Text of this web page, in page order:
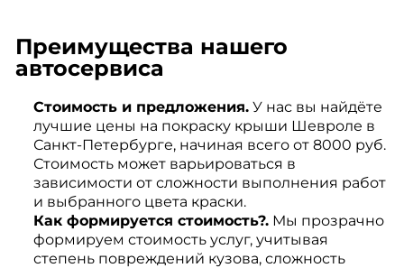
Преимущества нашего
автосервиса
Стоимость и предложения.У нас вы найдёте
лучшие цены на покраску крыши Шевроле в
Санкт-Петербурге, начиная всего от 8000 руб.
Стоимость может варьироваться в
зависимости от сложности выполнения работ
и выбранного цвета краски.
Как формируется стоимость?.Мы прозрачно
формируем стоимость услуг, учитывая
степень повреждений кузова, сложность